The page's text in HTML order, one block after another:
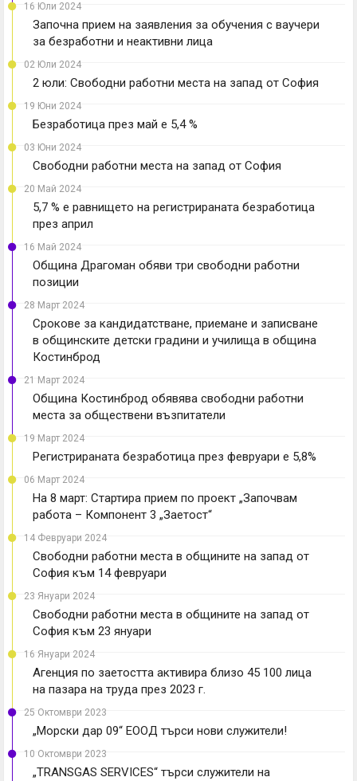
16 Юли 2024
Започна прием на заявления за обучения с ваучери
за безработни и неактивни лица
02 Юли 2024
2 юли: Свободни работни места на запад от София
19 Юни 2024
Безработица през май е 5,4 %
03 Юни 2024
Свободни работни места на запад от София
20 Май 2024
5,7 % е равнището на регистрираната безработица
през април
16 Май 2024
Община Драгоман обяви три свободни работни
позиции
28 Март 2024
Срокове за кандидатстване, приемане и записване
в общинските детски градини и училища в община
Костинброд
21 Март 2024
Община Костинброд обявява свободни работни
места за обществени възпитатели
19 Март 2024
Регистрираната безработица през февруари е 5,8%
06 Март 2024
На 8 март: Стартира прием по проект „Започвам
работа – Компонент 3 „Заетост“
14 Февруари 2024
Свободни работни места в общините на запад от
София към 14 февруари
23 Януари 2024
Свободни работни места в общините на запад от
София към 23 януари
16 Януари 2024
Агенция по заетостта активира близо 45 100 лица
на пазара на труда през 2023 г.
25 Октомври 2023
„Морски дар 09“ ЕООД търси нови служители!
10 Октомври 2023
„TRANSGAS SERVICES“ търси служители на